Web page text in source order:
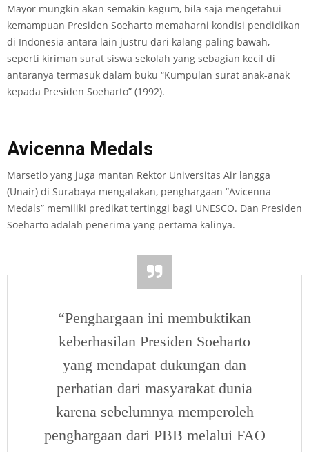
Mayor mungkin akan semakin kagum, bila saja mengetahui
kemampuan Presiden Soeharto memaharni kondisi pendidikan
di Indonesia antara lain justru dari kalang paling bawah,
seperti kiriman surat siswa sekolah yang sebagian kecil di
antaranya termasuk dalam buku “Kumpulan surat anak-anak
kepada Presiden Soeharto” (1992).
Avicenna Medals
Marsetio yang juga mantan Rektor Universitas Air langga
(Unair) di Surabaya mengatakan, penghargaan “Avicenna
Medals” memiliki predikat tertinggi bagi UNESCO. Dan Presiden
Soeharto adalah penerima yang pertama kalinya.
“Penghargaan ini membuktikan
keberhasilan Presiden Soeharto
yang mendapat dukungan dan
perhatian dari masyarakat dunia
karena sebelumnya memperoleh
penghargaan dari PBB melalui FAO